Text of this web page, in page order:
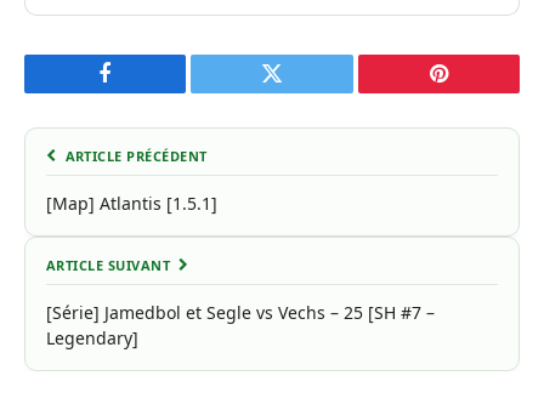
Facebook Twitter Pinterest
ARTICLE PRÉCÉDENT
[Map] Atlantis [1.5.1]
ARTICLE SUIVANT
[Série] Jamedbol et Segle vs Vechs – 25 [SH #7 –
Legendary]